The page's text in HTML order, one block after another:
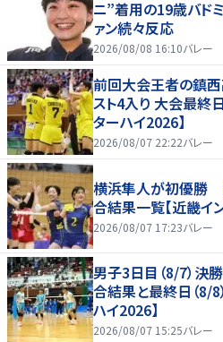
ニ”着用の19歳バドミ
ァン続々反応
2026/08/08 16:10バレー
前回大会王者の鎮
スト4入り 大会最終
ターハイ2026】
2026/08/07 22:22バレー
横浜隼人が初優勝
合結果一覧【近畿イ
2026/08/07 17:23バレー
男子3日目（8/7）決
合結果と最終日（8/8
ハイ2026】
2026/08/07 15:25バレー